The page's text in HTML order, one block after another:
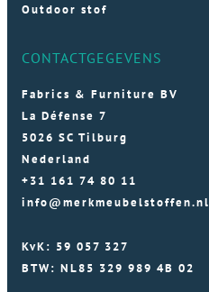
Outdoor stof
CONTACTGEGEVENS
Fabrics & Furniture BV
La Défense 7
5026 SC Tilburg
Nederland
+31 161 74 80 11
info@merkmeubelstoffen.nl
KvK: 59 057 327
BTW: NL85 329 989 4B 02